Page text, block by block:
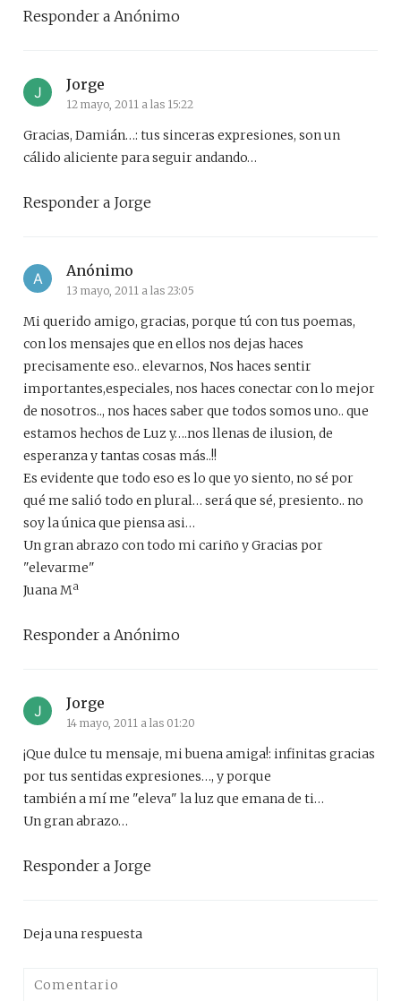
Responder a Anónimo
Jorge
12 mayo, 2011 a las 15:22
Gracias, Damián…: tus sinceras expresiones, son un
cálido aliciente para seguir andando…
Responder a Jorge
Anónimo
13 mayo, 2011 a las 23:05
Mi querido amigo, gracias, porque tú con tus poemas,
con los mensajes que en ellos nos dejas haces
precisamente eso.. elevarnos, Nos haces sentir
importantes,especiales, nos haces conectar con lo mejor
de nosotros.., nos haces saber que todos somos uno.. que
estamos hechos de Luz y….nos llenas de ilusion, de
esperanza y tantas cosas más..!!
Es evidente que todo eso es lo que yo siento, no sé por
qué me salió todo en plural… será que sé, presiento.. no
soy la única que piensa asi…
Un gran abrazo con todo mi cariño y Gracias por
"elevarme"
Juana Mª
Responder a Anónimo
Jorge
14 mayo, 2011 a las 01:20
¡Que dulce tu mensaje, mi buena amiga!: infinitas gracias
por tus sentidas expresiones…, y porque
también a mí me "eleva" la luz que emana de ti…
Un gran abrazo…
Responder a Jorge
Deja una respuesta